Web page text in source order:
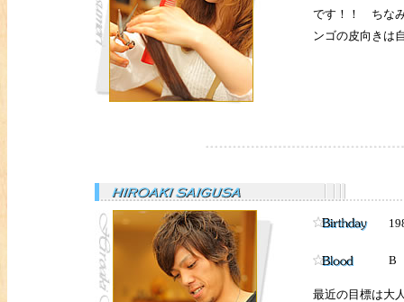
です！！ ちな
ンゴの皮向きは
B
最近の目標は大